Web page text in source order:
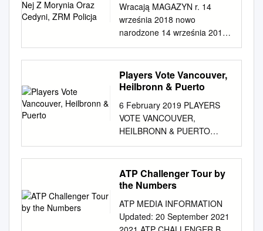
Wracają MAGAZYN r. 14
września 2018 nowo
narodzone 14 września 2018
r. Nakład 3000 / ISSN 1730-
734 Nr 71 (1304) POLSKI
WYDAWCA dzieci Cena 2,00
zł (tym 5% VAT) Piątek s. 13
z czterech państw Polaków.
rusza! PKO Open w Chojnie
czytaj s. 11 czytaj s. 3 s. 6
Wygraj bilety i książki s. 6 i 15
Sztukowanie Robią Miasta s.
7 nam Wspólnota Polska na
Proszę o tymczasową zmianę
reklamy DAR- JAN na
pierwszej stronie. Treść nowej
reklamy OSiR Wynajmę
Players Vote Vancouver,
Heilbronn & Puerto
6 February 2019 PLAYERS
VOTE VANCOUVER,
HEILBRONN & PUERTO
VALLARTA AS BEST 2018
ATP CHALLENGER TOUR
TOURNAMENTS LONDON —
ATP has announced the 2018
Tournaments of the Year, with
players voting for Vancouver
ATP Challenger Tour by
the Numbers
ATP MEDIA INFORMATION
Updated: 20 September 2021